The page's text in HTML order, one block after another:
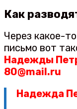
Как
Через какое-
письмо вот
Надежды
80@mail.ru
Надежда